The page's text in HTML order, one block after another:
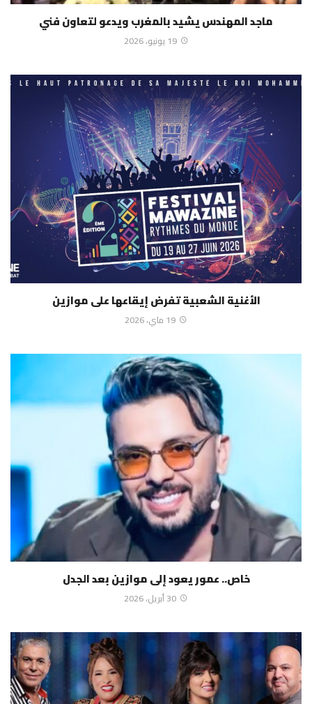
ماجد المهندس يشيد بالمغرب ويدعو لتعاون فني
19 يونيو، 2026
الأغنية الشعبية تفرض إيقاعها على موازين
19 ماي، 2026
خاص.. عمور يعود إلى موازين بعد الجدل
30 أبريل، 2026